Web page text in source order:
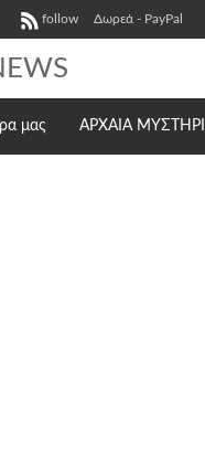
follow Δωρεά - PayPal
μας ΑΡΧΑΙΑ